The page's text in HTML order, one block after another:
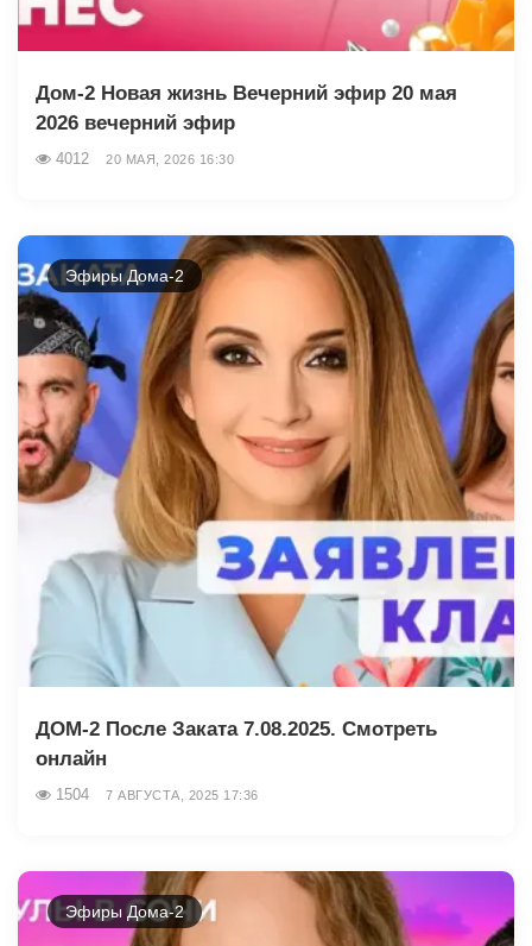
Дом-2 Новая жизнь Вечерний эфир 20 мая
2026 вечерний эфир
4012 20 МАЯ, 2026 16:30
Эфиры Дома-2
ДОМ-2 После Заката 7.08.2025. Смотреть
онлайн
1504 7 АВГУСТА, 2025 17:36
Эфиры Дома-2